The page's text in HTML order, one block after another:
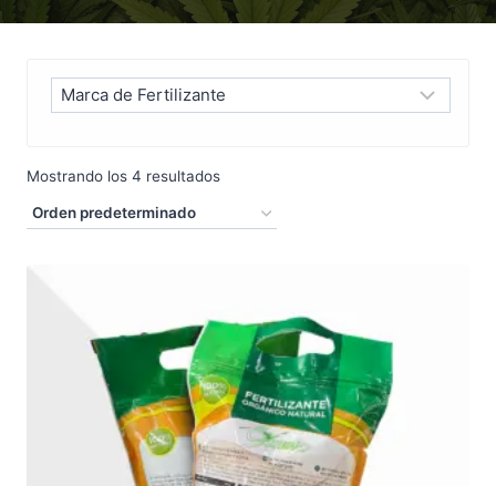
Mostrando los 4 resultados